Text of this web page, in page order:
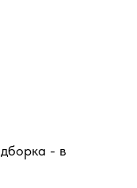
- в